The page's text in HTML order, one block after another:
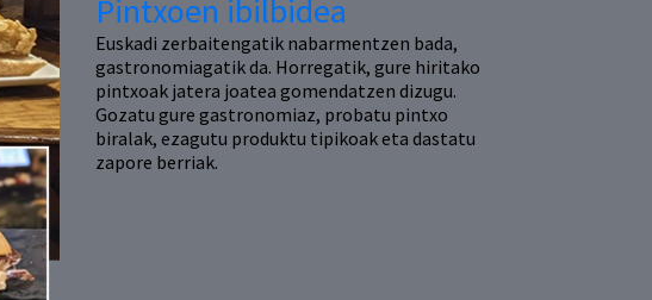
Pintxoen ibilbidea
Euskadi zerbaitengatik nabarmentzen bada,
gastronomiagatik da. Horregatik, gure hiritako
pintxoak jatera joatea gomendatzen dizugu.
Gozatu gure gastronomiaz, probatu pintxo
biralak, ezagutu produktu tipikoak eta dastatu
zapore berriak.